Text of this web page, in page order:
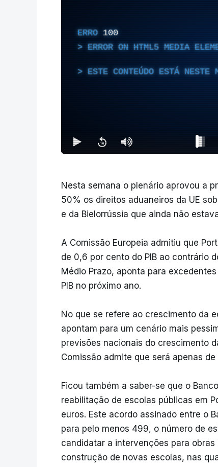
ERRO 100
ERROR ON HTML5 MEDIA
ESTE CONTEÚDO ESTÁ NESTE
Nesta semana o plenário aprovou a
50% os direitos aduaneiros da UE
e da Bielorrússia que ainda não
A Comissão Europeia admitiu que
de 0,6 por cento do PIB ao contrário
Médio Prazo, aponta para
PIB no próximo ano.
No que se refere ao crescimento da
apontam para um cenário mais
previsões nacionais do crescimento
Comissão admite que será apenas
Ficou também a saber-se que o
reabilitação de escolas públicas em
euros. Este acordo assinado entre o
para pelo menos 499, o número de
candidatar a intervenções para
construção de novas escolas, nas